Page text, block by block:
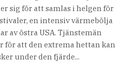
sig för att samlas i helgen för
en intensiv värmebölja
av östra USA. Tjänstemän
för att den extrema hettan kan
under den fjärde...